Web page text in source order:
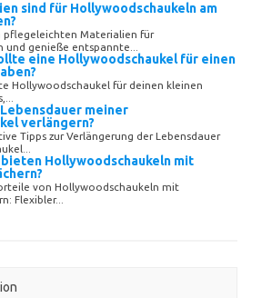
sind für Hollywoodschaukeln am
pflegeleichten Materialien für
genieße entspannte...
eine Hollywoodschaukel für einen
Hollywoodschaukel für deinen kleinen
meiner
verlängern?
Tipps zur Verlängerung der Lebensdauer
Hollywoodschaukeln mit
von Hollywoodschaukeln mit
Flexibler...